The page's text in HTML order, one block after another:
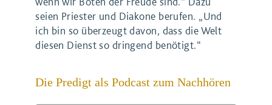
seien Priester und Diakone berufen. „Und
ich bin so überzeugt davon, dass die Welt
diesen Dienst so dringend benötigt.“
Die Predigt als Podcast zum Nachhören